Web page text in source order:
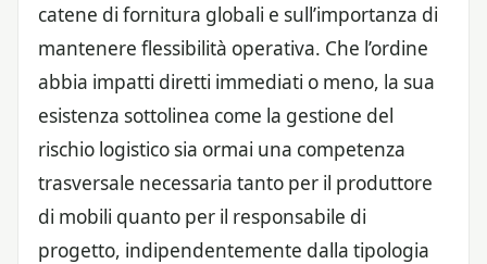
catene di fornitura globali e sull’importanza di
mantenere flessibilità operativa. Che l’ordine
abbia impatti diretti immediati o meno, la sua
esistenza sottolinea come la gestione del
rischio logistico sia ormai una competenza
trasversale necessaria tanto per il produttore
di mobili quanto per il responsabile di
progetto, indipendentemente dalla tipologia